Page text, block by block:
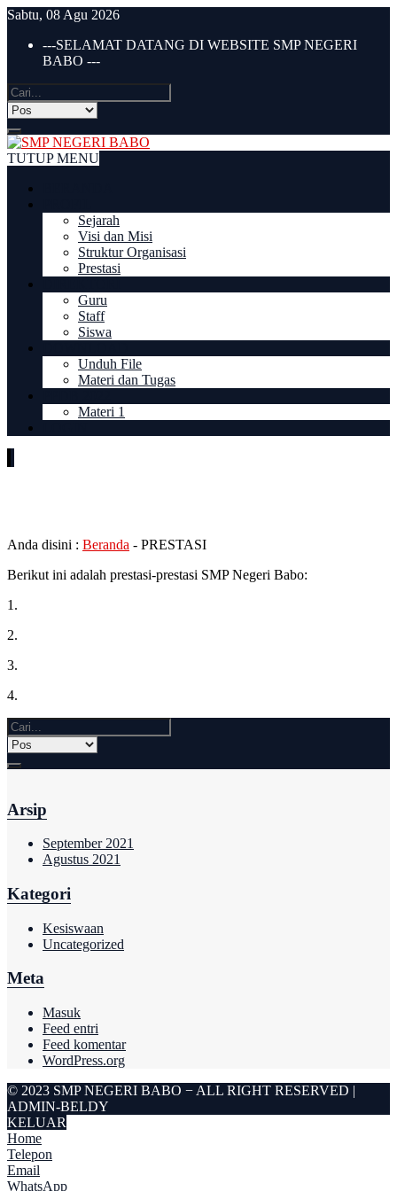
Sabtu, 08 Agu 2026
---SELAMAT DATANG DI WEBSITE SMP NEGERI
BABO ---
TUTUP MENU
Sejarah
Visi dan Misi
Struktur Organisasi
Prestasi
Guru
Staff
Siswa
Unduh File
Materi dan Tugas
Materi 1
Anda disini : Beranda - PRESTASI
Berikut ini adalah prestasi-prestasi SMP Negeri Babo:
1.
2.
3.
4.
Arsip
September 2021
Agustus 2021
Kategori
Kesiswaan
Uncategorized
Meta
Masuk
Feed entri
Feed komentar
WordPress.org
© 2023 SMP NEGERI BABO − ALL RIGHT RESERVED |
ADMIN-BELDY
KELUAR
Home
Telepon
Email
WhatsApp